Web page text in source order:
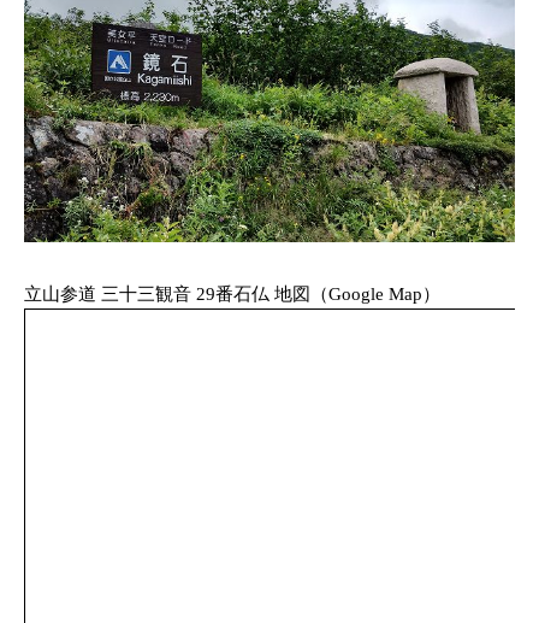
立山参道 三十三観音 29番石仏 地図（Google Map）